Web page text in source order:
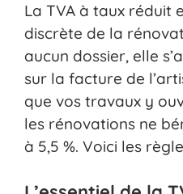
La TVA à taux réduit
discrète de la
aucun dossier, elle
sur la facture de
que vos travaux y
les rénovations ne
à 5,5 %. Voici les